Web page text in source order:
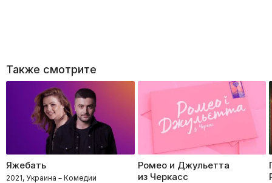
Также смотрите
Яжебать
2021, Украина – Комедии
Ромео и Джульетта
из Черкасс